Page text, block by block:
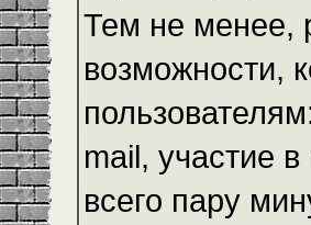
Тем не менее,
возможности,
mail, участие
всего пару